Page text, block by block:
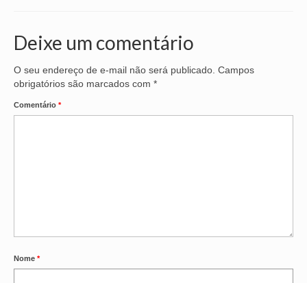
Jurídico
Subsedes
Informativos
Deixe um comentário
O seu endereço de e-mail não será publicado. Campos
obrigatórios são marcados com *
Comentário *
Nome *